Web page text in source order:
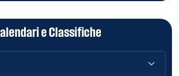
e Classifiche